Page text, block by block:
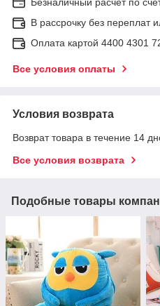
В рассрочку без переплат
Оплата картой 4400 4301
Все условия оплаты
Условия возврата
Возврат товара в течение 14
Все условия возврата
Подобные товары